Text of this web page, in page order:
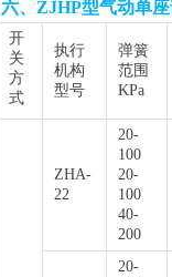
六、ZJHP型气动单座
开
关
方
式
执行
机构
型号
弹簧
范围
KPa
ZHA-
22
20-
100
20-
100
40-
200
20-